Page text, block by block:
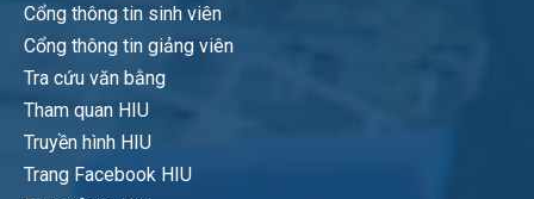
Cổng thông tin sinh viên
Cổng thông tin giảng viên
Tra cứu văn bằng
Tham quan HIU
Truyền hình HIU
Trang Facebook HIU